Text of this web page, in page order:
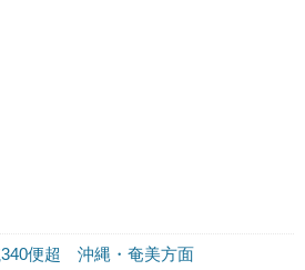
340便超 沖縄・奄美方面